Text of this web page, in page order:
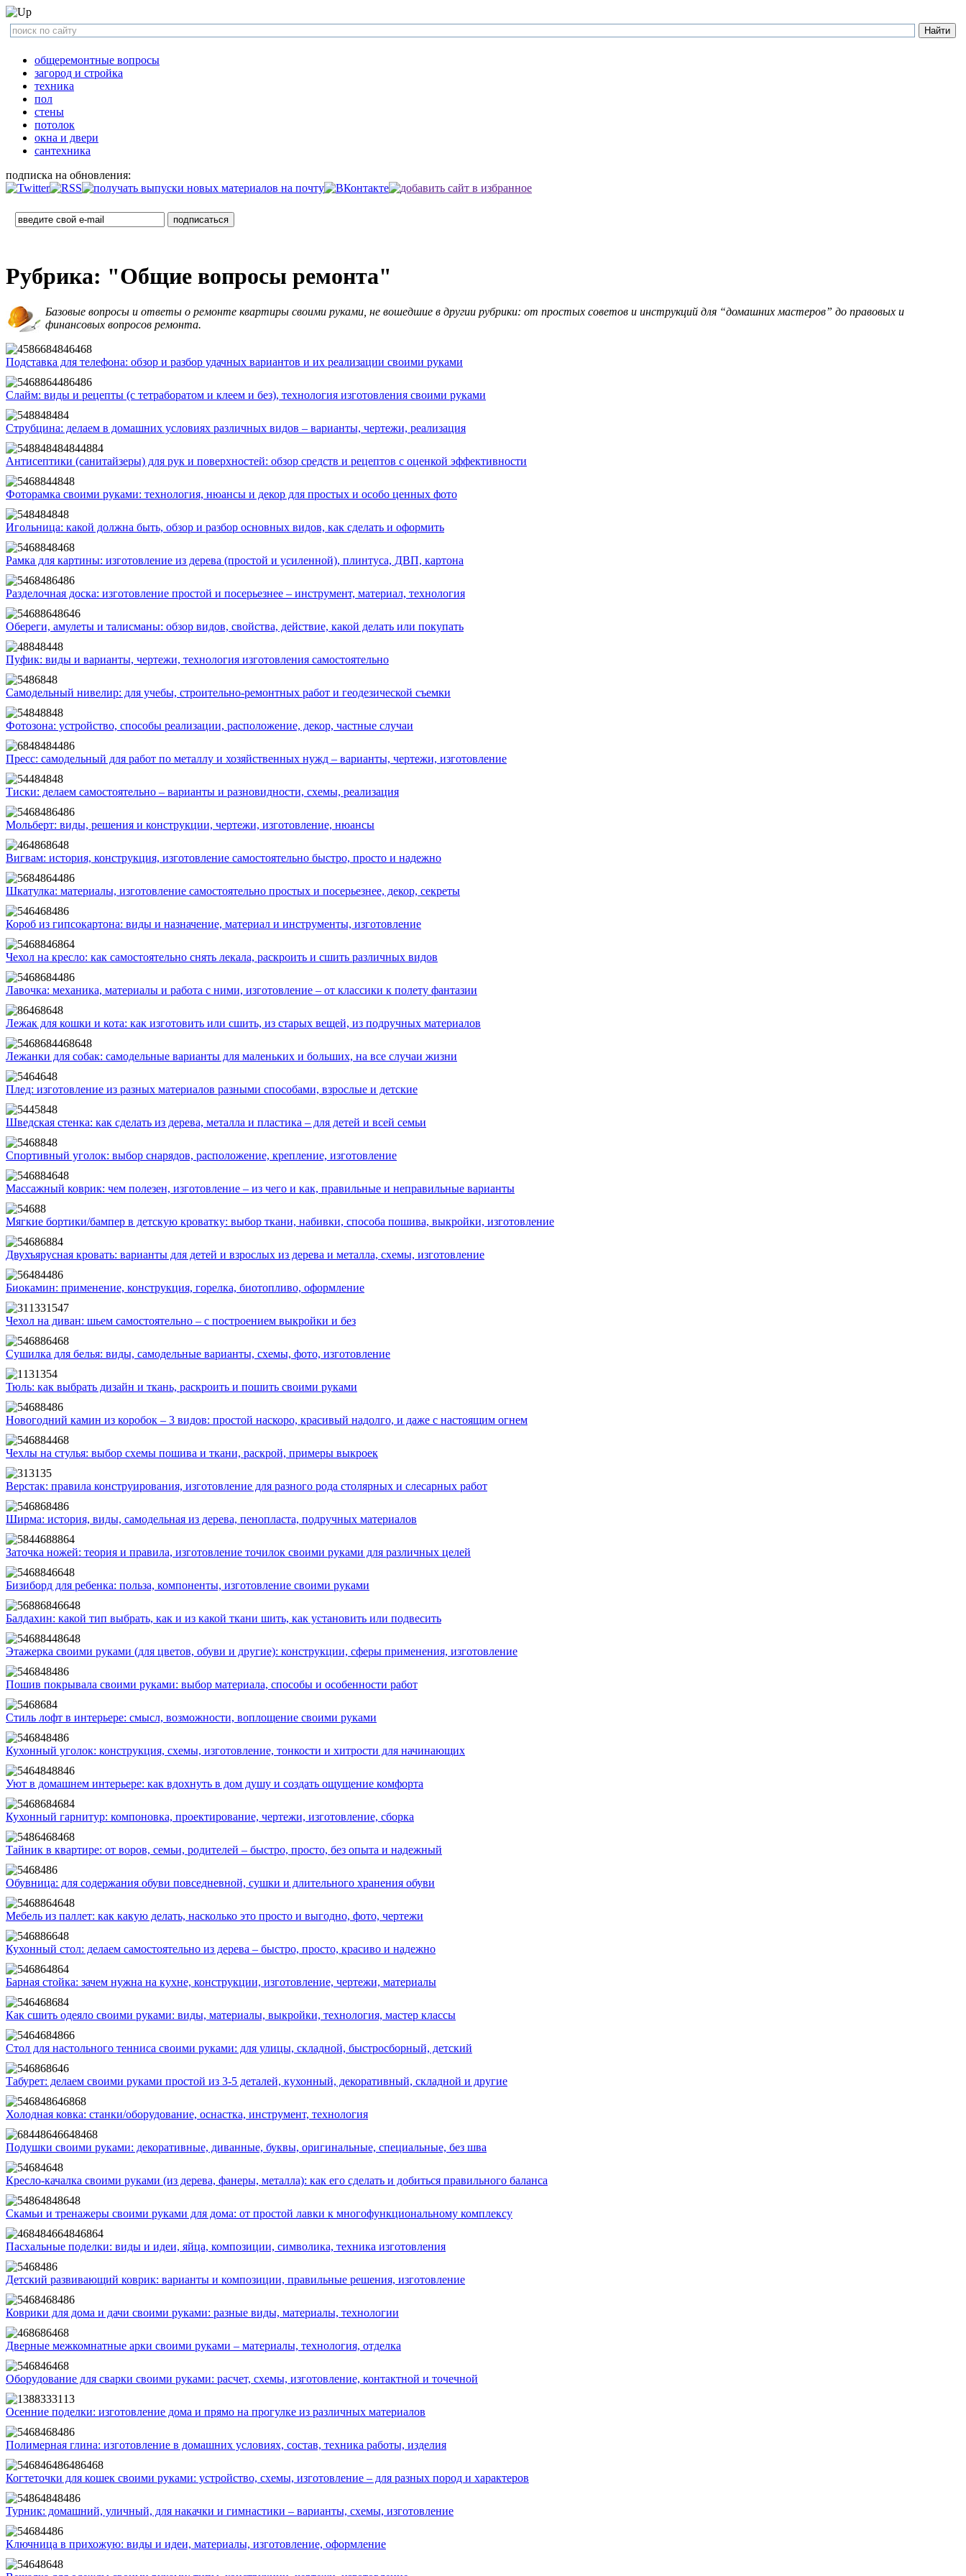
общеремонтные вопросы
загород и стройка
техника
пол
стены
потолок
окна и двери
сантехника
подписка на обновления:
Рубрика: "Общие вопросы ремонта"
Базовые вопросы и ответы о ремонте квартиры своими руками, не вошедшие в другии рубрики: от простых советов и инструкций для “домашних мастеров” до правовых и
финансовых вопросов ремонта.
Подставка для телефона: обзор и разбор удачных вариантов и их реализации своими руками
Слайм: виды и рецепты (с тетраборатом и клеем и без), технология изготовления своими руками
Струбцина: делаем в домашних условиях различных видов – варианты, чертежи, реализация
Антисептики (санитайзеры) для рук и поверхностей: обзор средств и рецептов с оценкой эффективности
Фоторамка своими руками: технология, нюансы и декор для простых и особо ценных фото
Игольница: какой должна быть, обзор и разбор основных видов, как сделать и оформить
Рамка для картины: изготовление из дерева (простой и усиленной), плинтуса, ДВП, картона
Разделочная доска: изготовление простой и посерьезнее – инструмент, материал, технология
Обереги, амулеты и талисманы: обзор видов, свойства, действие, какой делать или покупать
Пуфик: виды и варианты, чертежи, технология изготовления самостоятельно
Самодельный нивелир: для учебы, строительно-ремонтных работ и геодезической съемки
Фотозона: устройство, способы реализации, расположение, декор, частные случаи
Пресс: самодельный для работ по металлу и хозяйственных нужд – варианты, чертежи, изготовление
Тиски: делаем самостоятельно – варианты и разновидности, схемы, реализация
Мольберт: виды, решения и конструкции, чертежи, изготовление, нюансы
Вигвам: история, конструкция, изготовление самостоятельно быстро, просто и надежно
Шкатулка: материалы, изготовление самостоятельно простых и посерьезнее, декор, секреты
Короб из гипсокартона: виды и назначение, материал и инструменты, изготовление
Чехол на кресло: как самостоятельно снять лекала, раскроить и сшить различных видов
Лавочка: механика, материалы и работа с ними, изготовление – от классики к полету фантазии
Лежак для кошки и кота: как изготовить или сшить, из старых вещей, из подручных материалов
Лежанки для собак: самодельные варианты для маленьких и больших, на все случаи жизни
Плед: изготовление из разных материалов разными способами, взрослые и детские
Шведская стенка: как сделать из дерева, металла и пластика – для детей и всей семьи
Спортивный уголок: выбор снарядов, расположение, крепление, изготовление
Массажный коврик: чем полезен, изготовление – из чего и как, правильные и неправильные варианты
Мягкие бортики/бампер в детскую кроватку: выбор ткани, набивки, способа пошива, выкройки, изготовление
Двухъярусная кровать: варианты для детей и взрослых из дерева и металла, схемы, изготовление
Биокамин: применение, конструкция, горелка, биотопливо, оформление
Чехол на диван: шьем самостоятельно – с построением выкройки и без
Сушилка для белья: виды, самодельные варианты, схемы, фото, изготовление
Тюль: как выбрать дизайн и ткань, раскроить и пошить своими руками
Новогодний камин из коробок – 3 видов: простой наскоро, красивый надолго, и даже с настоящим огнем
Чехлы на стулья: выбор схемы пошива и ткани, раскрой, примеры выкроек
Верстак: правила конструирования, изготовление для разного рода столярных и слесарных работ
Ширма: история, виды, самодельная из дерева, пенопласта, подручных материалов
Заточка ножей: теория и правила, изготовление точилок своими руками для различных целей
Бизиборд для ребенка: польза, компоненты, изготовление своими руками
Балдахин: какой тип выбрать, как и из какой ткани шить, как установить или подвесить
Этажерка своими руками (для цветов, обуви и другие): конструкции, сферы применения, изготовление
Пошив покрывала своими руками: выбор материала, способы и особенности работ
Стиль лофт в интерьере: смысл, возможности, воплощение своими руками
Кухонный уголок: конструкция, схемы, изготовление, тонкости и хитрости для начинающих
Уют в домашнем интерьере: как вдохнуть в дом душу и создать ощущение комфорта
Кухонный гарнитур: компоновка, проектирование, чертежи, изготовление, сборка
Тайник в квартире: от воров, семьи, родителей – быстро, просто, без опыта и надежный
Обувница: для содержания обуви повседневной, сушки и длительного хранения обуви
Мебель из паллет: как какую делать, насколько это просто и выгодно, фото, чертежи
Кухонный стол: делаем самостоятельно из дерева – быстро, просто, красиво и надежно
Барная стойка: зачем нужна на кухне, конструкции, изготовление, чертежи, материалы
Как сшить одеяло своими руками: виды, материалы, выкройки, технология, мастер классы
Стол для настольного тенниса своими руками: для улицы, складной, быстросборный, детский
Табурет: делаем своими руками простой из 3-5 деталей, кухонный, декоративный, складной и другие
Холодная ковка: станки/оборудование, оснастка, инструмент, технология
Подушки своими руками: декоративные, диванные, буквы, оригинальные, специальные, без шва
Кресло-качалка своими руками (из дерева, фанеры, металла): как его сделать и добиться правильного баланса
Скамьи и тренажеры своими руками для дома: от простой лавки к многофункциональному комплексу
Пасхальные поделки: виды и идеи, яйца, композиции, символика, техника изготовления
Детский развивающий коврик: варианты и композиции, правильные решения, изготовление
Коврики для дома и дачи своими руками: разные виды, материалы, технологии
Дверные межкомнатные арки своими руками – материалы, технология, отделка
Оборудование для сварки своими руками: расчет, схемы, изготовление, контактной и точечной
Осенние поделки: изготовление дома и прямо на прогулке из различных материалов
Полимерная глина: изготовление в домашних условиях, состав, техника работы, изделия
Когтеточки для кошек своими руками: устройство, схемы, изготовление – для разных пород и характеров
Турник: домашний, уличный, для накачки и гимнастики – варианты, схемы, изготовление
Ключница в прихожую: виды и идеи, материалы, изготовление, оформление